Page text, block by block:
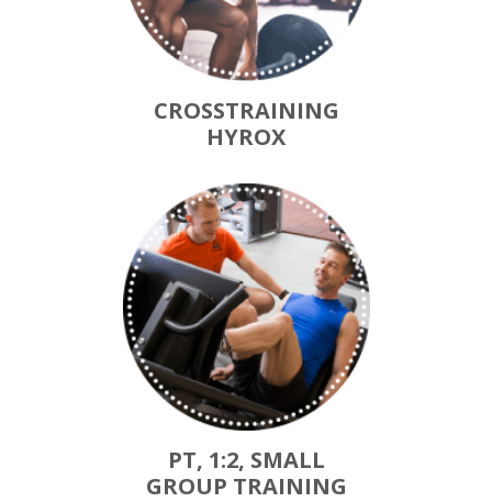
CROSSTRAINING
HYROX
PT, 1:2, SMALL
GROUP TRAINING